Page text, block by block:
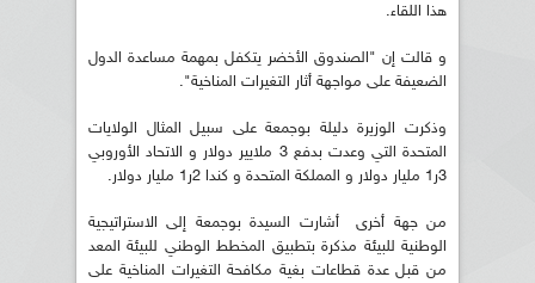
هذا اللقاء.
و قالت إن "الصندوق الأخضر يتكفل بمهمة مساعدة الدول
الضعيفة على مواجهة أثار التغيرات المناخية".
وذكرت الوزيرة دليلة بوجمعة على سبيل المثال الولايات
المتحدة التي وعدت بدفع 3 ملايير دولار و الاتحاد الأوروبي
3ر1 مليار دولار و المملكة المتحدة و كندا 2ر1 مليار دولار.
من جهة أخرى أشارت السيدة بوجمعة إلى الاستراتيجية
الوطنية للبيئة مذكرة بتطبيق المخطط الوطني للبيئة المعد
من قبل عدة قطاعات بغية مكافحة التغيرات المناخية على